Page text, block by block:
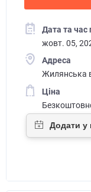
Дата та час
жовт. 05,
Адреса
Жилянська
Ціна